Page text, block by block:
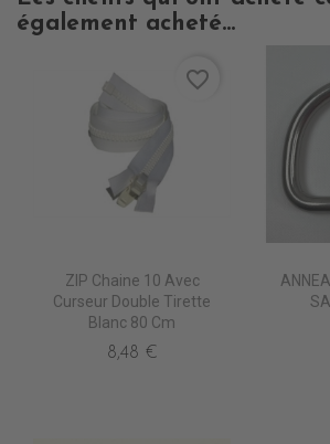
également acheté...
ZIP Chaine 10 Avec
Curseur Double Tirette
Blanc 80 Cm
8,48 €
favorite_border